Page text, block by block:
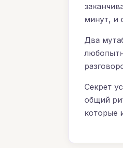
минут, и
Два
Секрет
общий
которые